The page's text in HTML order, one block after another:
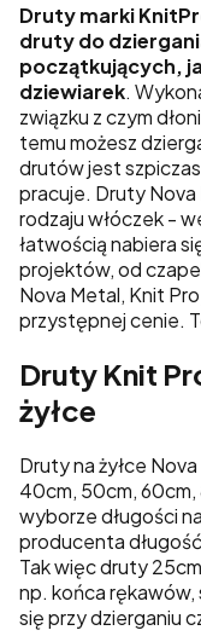
Druty marki
druty do
początkujących,
dziewiarek.
związku z czym
temu możesz
drutów jest
pracuje. Druty
rodzaju włóczek -
łatwością nabiera
projektów, od
Nova Metal, Knit
przystępnej cenie.
Druty Knit
żyłce
Druty na żyłce
40cm, 50cm, 60cm,
wyborze długości
producenta
Tak więc druty
np. końca
się przy dzierganiu